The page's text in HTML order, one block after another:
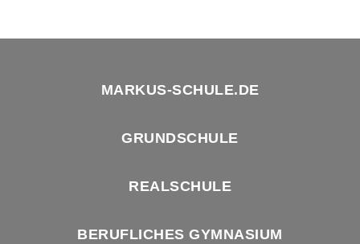
MARKUS-SCHULE.DE
GRUNDSCHULE
REALSCHULE
BERUFLICHES GYMNASIUM